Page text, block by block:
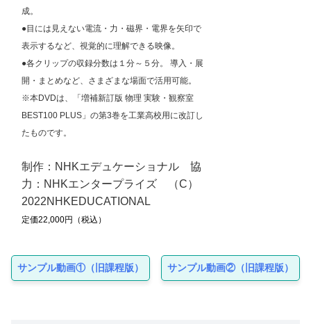
成。
●目には見えない電流・力・磁界・電界を矢印で
表示するなど、視覚的に理解できる映像。
●各クリップの収録分数は１分～５分。 導入・展
開・まとめなど、さまざまな場面で活用可能。
※本DVDは、「増補新訂版 物理 実験・観察室
BEST100 PLUS」の第3巻を工業高校用に改訂し
たものです。
制作：NHKエデュケーショナル 協
力：NHKエンタープライズ （C）
2022NHKEDUCATIONAL
定価22,000円（税込）
サンプル動画①（旧課程版） サンプル動画②（旧課程版）